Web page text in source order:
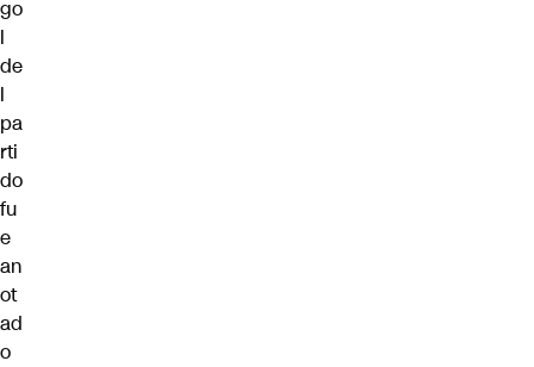
go
l
de
l
pa
rti
do
fu
e
an
ot
ad
o